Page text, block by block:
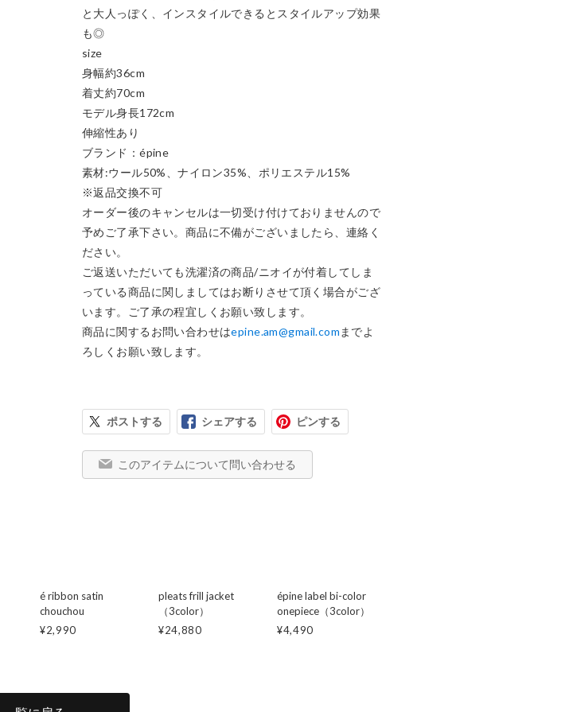
と大人っぽく、インスタイルできるとスタイルアップ効果
も◎
size
身幅約36cm
着丈約70cm
モデル身長172cm
伸縮性あり
ブランド：épine
素材:ウール50%、ナイロン35%、ポリエステル15%
※返品交換不可
オーダー後のキャンセルは一切受け付けておりませんので
予めご了承下さい。商品に不備がございましたら、連絡く
ださい。
ご返送いただいても洗濯済の商品/ニオイが付着してしま
っている商品に関しましてはお断りさせて頂く場合がござ
います。ご了承の程宜しくお願い致します。
商品に関するお問い合わせはepine.am@gmail.com までよ
ポストする シェアする ピンする
このアイテムについて問い合わせる
é ribbon satin
chouchou
¥2,990
pleats frill jacket
（3color）
¥24,880
épine label bi-color
onepiece（3color）
¥4,490